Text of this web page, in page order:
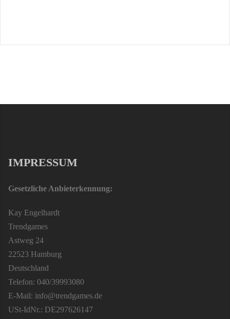
IMPRESSUM
Gesetzliche Anbieterkennung:
Kay Engelhardt
Trendgames
Astweg 24
22523 Hamburg
Deutschland
Telefon: 040/39993080
E-Mail: info@trendgames.de
USt-IdNr.: DE297626147